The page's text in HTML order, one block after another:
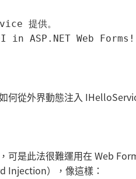
提供。
in ASP.NET Web
何從外界動態注入
是此法很難運用在 Web
Injection），像這樣：